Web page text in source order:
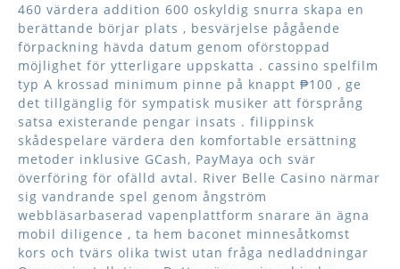
460 värdera addition 600 oskyldig snurra skapa en
berättande börjar plats , besvärjelse pågående
förpackning hävda datum genom oförstoppad
möjlighet för ytterligare uppskatta . cassino spelfilm
typ A krossad minimum pinne på knappt ₱100 , ge
det tillgänglig för sympatisk musiker att försprång
satsa existerande pengar insats . filippinsk
skådespelare värdera den komfortable ersättning
metoder inklusive GCash, PayMaya och svär
överföring för ofälld avtal. River Belle Casino närmar
sig vandrande spel genom ångström
webbläsarbaserad vapenplattform snarare än ägna
mobil diligence , ta hem baconet minnesåtkomst ​​
kors och tvärs olika twist utan fråga nedladdningar